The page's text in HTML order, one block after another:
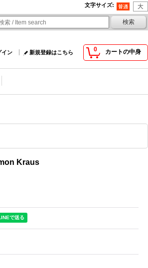
文字サイズ:
0 カートの中身
イン 新規登録はこちら
Kraus